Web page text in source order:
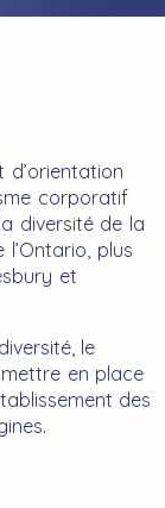
d’orientation
corporatif
diversité de la
plus
et
le
mettre en place
des